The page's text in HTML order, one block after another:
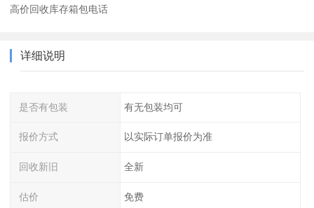
高价回收库存箱包电话
详细说明
是否有包装 有无包装均可
报价方式 以实际订单报价为准
回收新旧 全新
估价 免费